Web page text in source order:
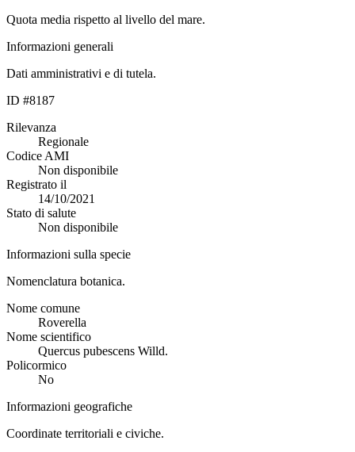
Quota media rispetto al livello del mare.
Informazioni generali
Dati amministrativi e di tutela.
ID #8187
Rilevanza
Regionale
Codice AMI
Non disponibile
Registrato il
14/10/2021
Stato di salute
Non disponibile
Informazioni sulla specie
Nomenclatura botanica.
Nome comune
Roverella
Nome scientifico
Quercus pubescens Willd.
Policormico
No
Informazioni geografiche
Coordinate territoriali e civiche.